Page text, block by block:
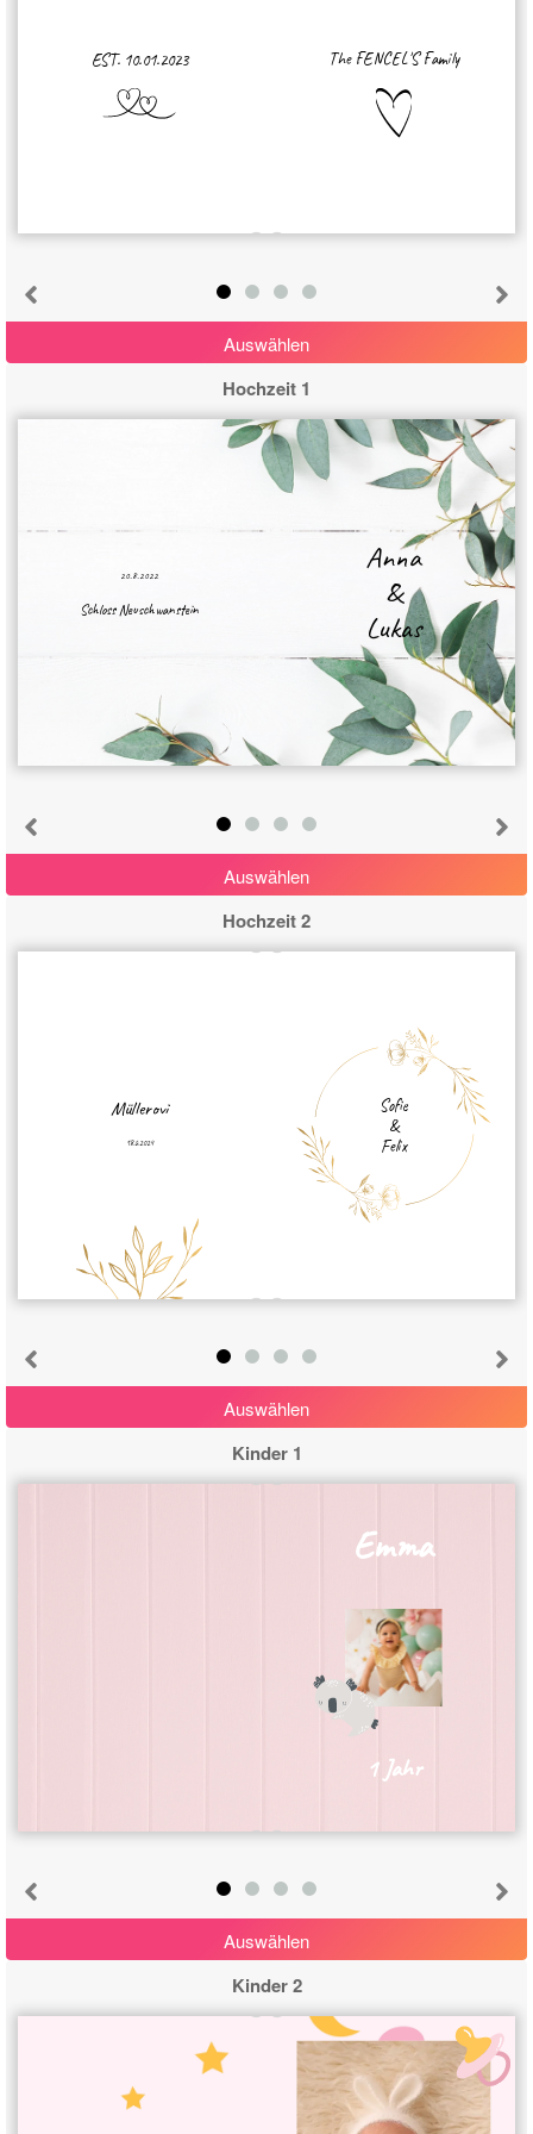
EST. 10.01.2023 The FENCEL'S Family
Auswählen
Hochzeit 1
20.8.2022
Schloss Neuschwanstein
Anna
&
Lukas
Auswählen
Hochzeit 2
Müllerovi
18.6.2024
Sofie
&
Felix
Auswählen
Kinder 1
Emma
1 Jahr
Auswählen
Kinder 2